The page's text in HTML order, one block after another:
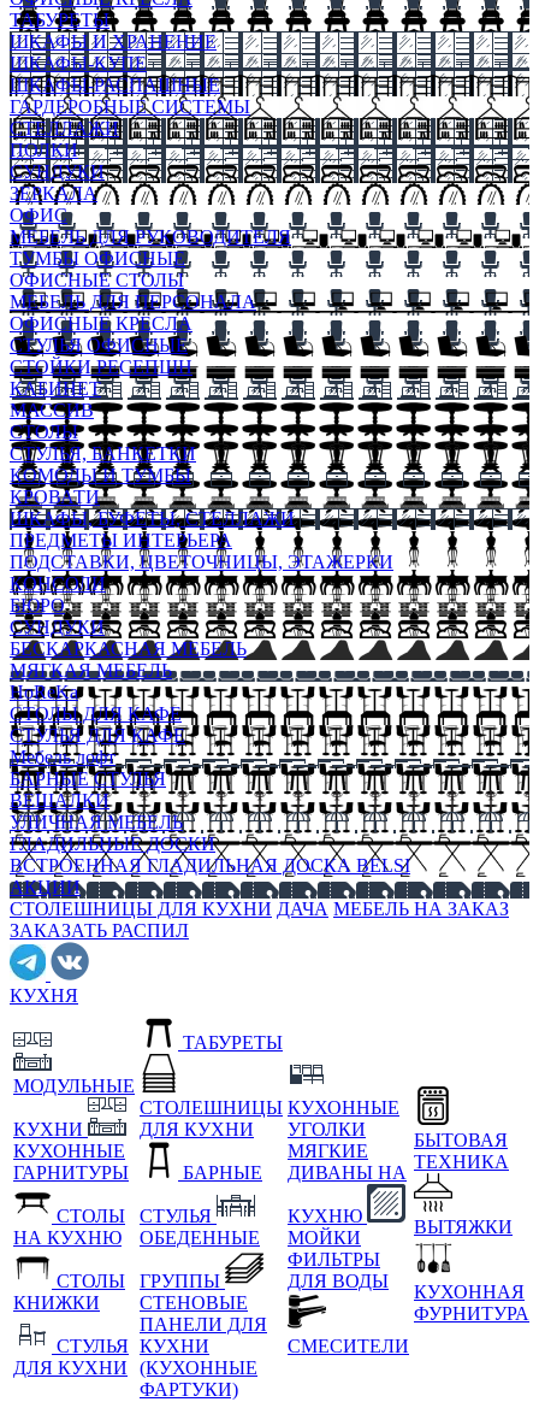
ТАБУРЕТЫ
ШКАФЫ И ХРАНЕНИЕ
ШКАФЫ-КУПЕ
ШКАФЫ-РАСПАШНЫЕ
ГАРДЕРОБНЫЕ СИСТЕМЫ
СТЕЛЛАЖИ
ПОЛКИ
СУНДУКИ
ЗЕРКАЛА
ОФИС
МЕБЕЛЬ ДЛЯ РУКОВОДИТЕЛЯ
ТУМБЫ ОФИСНЫЕ
ОФИСНЫЕ СТОЛЫ
МЕБЕЛЬ ДЛЯ ПЕРСОНАЛА
ОФИСНЫЕ КРЕСЛА
СТУЛЬЯ ОФИСНЫЕ
СТОЙКИ РЕСЕПШН
КАБИНЕТ
МАССИВ
СТОЛЫ
СТУЛЬЯ, БАНКЕТКИ
КОМОДЫ И ТУМБЫ
КРОВАТИ
ШКАФЫ, БУФЕТЫ, СТЕЛЛАЖИ
ПРЕДМЕТЫ ИНТЕРЬЕРА
ПОДСТАВКИ, ЦВЕТОЧНИЦЫ, ЭТАЖЕРКИ
КОНСОЛИ
БЮРО
СУНДУКИ
БЕСКАРКАСНАЯ МЕБЕЛЬ
МЯГКАЯ МЕБЕЛЬ
HoReKa
СТОЛЫ ДЛЯ КАФЕ
СТУЛЬЯ ДЛЯ КАФЕ
Мебель лофт
БАРНЫЕ СТУЛЬЯ
ВЕШАЛКИ
УЛИЧНАЯ МЕБЕЛЬ
ГЛАДИЛЬНЫЕ ДОСКИ
ВСТРОЕННАЯ ГЛАДИЛЬНАЯ ДОСКА BELSI
АКЦИИ
СТОЛЕШНИЦЫ ДЛЯ КУХНИ ДАЧА МЕБЕЛЬ НА ЗАКАЗ
ЗАКАЗАТЬ РАСПИЛ
КУХНЯ
МОДУЛЬНЫЕ
КУХНИ
КУХОННЫЕ
ГАРНИТУРЫ
СТОЛЫ
НА КУХНЮ
СТОЛЫ
КНИЖКИ
СТУЛЬЯ
ДЛЯ КУХНИ
ТАБУРЕТЫ
СТОЛЕШНИЦЫ
ДЛЯ КУХНИ
БАРНЫЕ
СТУЛЬЯ
ОБЕДЕННЫЕ
ГРУППЫ
СТЕНОВЫЕ
ПАНЕЛИ ДЛЯ
КУХНИ
(КУХОННЫЕ
ФАРТУКИ)
КУХОННЫЕ
УГОЛКИ
МЯГКИЕ
ДИВАНЫ НА
КУХНЮ
МОЙКИ
ФИЛЬТРЫ
ДЛЯ ВОДЫ
СМЕСИТЕЛИ
БЫТОВАЯ
ТЕХНИКА
ВЫТЯЖКИ
КУХОННАЯ
ФУРНИТУРА